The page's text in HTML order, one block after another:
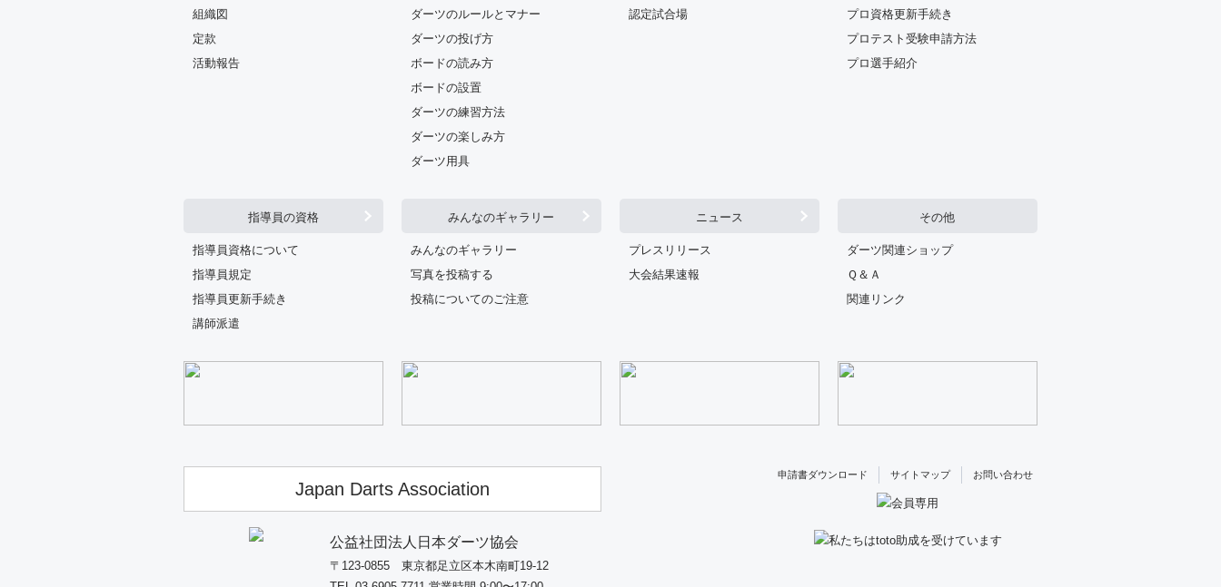
組織図
定款
活動報告
ダーツのルールとマナー
ダーツの投げ方
ボードの読み方
ボードの設置
ダーツの練習方法
ダーツの楽しみ方
ダーツ用具
認定試合場
プロ資格更新手続き
プロテスト受験申請方法
プロ選手紹介
指導員の資格
指導員資格について
指導員規定
指導員更新手続き
講師派遣
みんなのギャラリー
みんなのギャラリー
写真を投稿する
投稿についてのご注意
ニュース
プレスリリース
大会結果速報
その他
ダーツ関連ショップ
Ｑ＆Ａ
関連リンク
Japan Darts Association
公益社団法人日本ダーツ協会
〒123-0855 東京都足立区本木南町19-12
申請書ダウンロード サイトマップ お問い合わせ